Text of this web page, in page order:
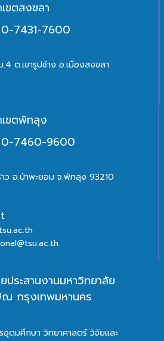
ขตสงขลา
0-7431-7600
ต.เขารูปช้าง อ.เมืองสงขลา
ขตพัทลุง
0-7460-9600
ว อ.ป่าพะยอม จ.พัทลุง 93210
ประสานงานมหาวิทยาลัย
กรุงเทพมหานคร
อุดมศึกษา วิทยาศาสตร์ วิจัยและ